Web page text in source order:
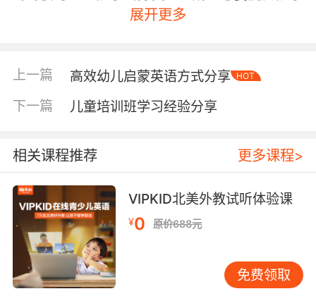
的阅读能力一定要从小培养，并且坚持每天都进
对于孩子阅读能力的提升是非常有帮助的。
儿童英语培训经验之从何开始学起？
个关键时期。尤其若是家长的发音不准确的话，
是会影响孩子的口语形成的。所以建议大家可以
听一些有声读物，标准的发音可以为孩子带来纯
正英语输入，让孩子输出的更加标准的同时，也
有助于他们英语思维的建立。
儿童英语培训经验之如何制定学习小目标？
比如培养孩子对于英语的学习兴趣：可以从孩子
展开更多
上一篇 高效幼儿启蒙英语方式分享 HOT
下一篇 儿童培训班学习经验分享
相关课程推荐 更多课程>
VIPKID北美外教试听体验课
¥0 原价688元
免费领取